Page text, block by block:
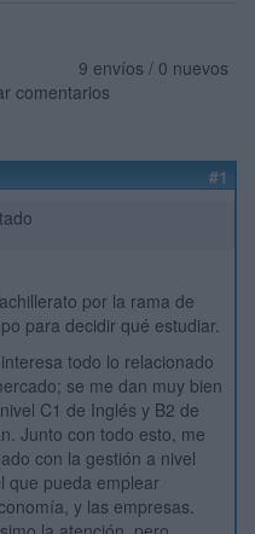
9 envíos / 0 nuevos
comentarios
#1
por la rama de
para decidir qué estudiar.
todo lo relacionado
se me dan muy bien
C1 de Inglés y B2 de
Junto con todo esto, me
con la gestión a nivel
que pueda emplear
y las empresas.